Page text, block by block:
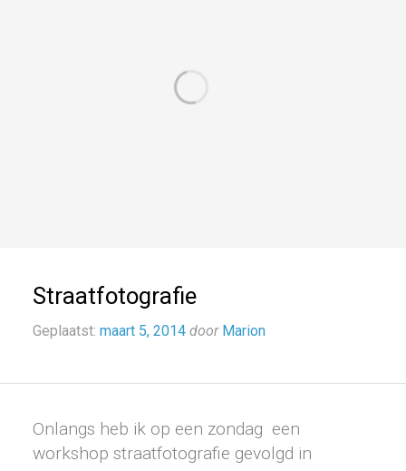
Straatfotografie
Geplaatst: maart 5, 2014 door Marion
Onlangs heb ik op een zondag een
workshop straatfotografie gevolgd in